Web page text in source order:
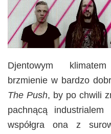
Djentowym
brzmienie w bardzo
The Push, by po chwili
pachnącą industrialem
współgra ona z